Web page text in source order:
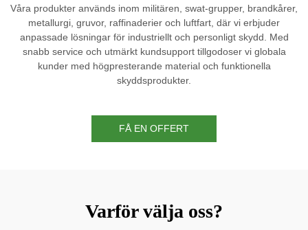
Våra produkter används inom militären, swat-grupper, brandkårer,
metallurgi, gruvor, raffinaderier och luftfart, där vi erbjuder
anpassade lösningar för industriellt och personligt skydd. Med
snabb service och utmärkt kundsupport tillgodoser vi globala
kunder med högpresterande material och funktionella
skyddsprodukter.
FÅ EN OFFERT
Varför välja oss?